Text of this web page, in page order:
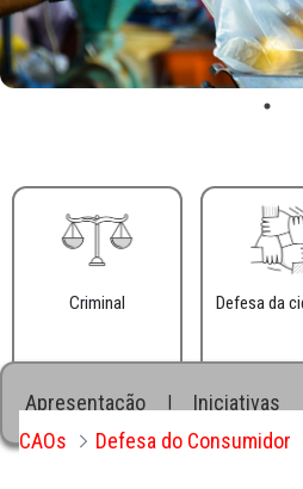
Criminal Defesa da
Apresentação Iniciativas
CAOs
Defesa do Consumidor